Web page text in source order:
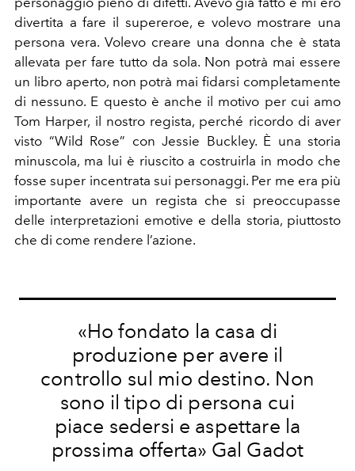
divertita a fare il supereroe, e volevo mostrare una
persona vera. Volevo creare una donna che è stata
allevata per fare tutto da sola. Non potrà mai essere
un libro aperto, non potrà mai fidarsi completamente
di nessuno. E questo è anche il motivo per cui amo
Tom Harper, il nostro regista, perché ricordo di aver
visto “Wild Rose” con Jessie Buckley. È una storia
minuscola, ma lui è riuscito a costruirla in modo che
fosse super incentrata sui personaggi. Per me era più
importante avere un regista che si preoccupasse
delle interpretazioni emotive e della storia, piuttosto
che di come rendere l’azione.
«Ho fondato la casa di
produzione per avere il
controllo sul mio destino. Non
sono il tipo di persona cui
piace sedersi e aspettare la
prossima offerta» Gal Gadot